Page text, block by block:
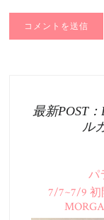
最新POST
ル
パ
7/7~7/9 初